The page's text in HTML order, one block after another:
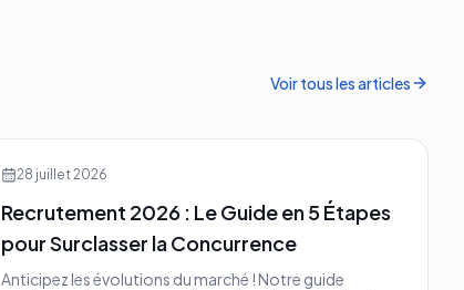
Voir tous les articles
28 juillet 2026
Recrutement 2026 : Le Guide en 5 Étapes
pour Surclasser la Concurrence
Anticipez les évolutions du marché ! Notre guide